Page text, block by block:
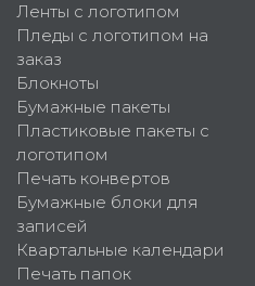
Ленты с логотипом
Пледы с логотипом на
заказ
Блокноты
Бумажные пакеты
Пластиковые пакеты с
логотипом
Печать конвертов
Бумажные блоки для
записей
Квартальные календари
Печать папок